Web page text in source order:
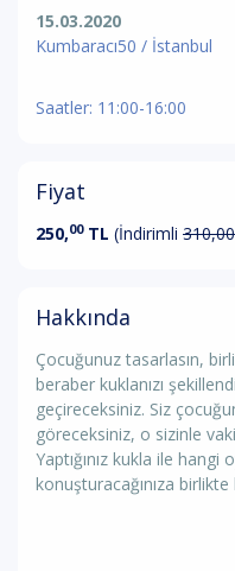
15.03.2020
Kumbaracı50 / İstanbul
Saatler: 11:00-16:00
Fiyat
250,00TL (İndirimli
Hakkında
Çocuğunuz tasarlasın,
beraber kuklanızı
geçireceksiniz. Siz
göreceksiniz, o sizinle
Yaptığınız kukla ile hangi
konuşturacağınıza birlikte